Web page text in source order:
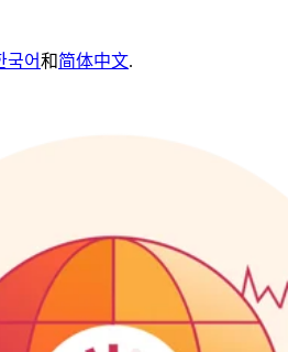
국어和简体中文.